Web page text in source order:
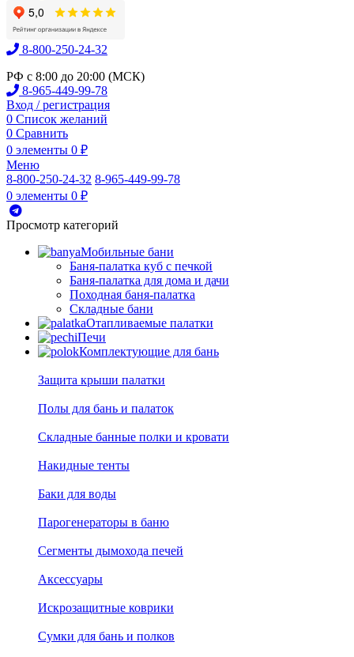
8-800-250-24-32
РФ с 8:00 до 20:00 (МСК)
8-965-449-99-78
Вход / регистрация
0 Список желаний
0 Сравнить
0 элементы 0 ₽
Меню
8-800-250-24-32 8-965-449-99-78
0 элементы 0 ₽
Просмотр категорий
Мобильные бани
Баня-палатка куб с печкой
Баня-палатка для дома и дачи
Походная баня-палатка
Складные бани
Отапливаемые палатки
Печи
Комплектующие для бань
Защита крыши палатки
Полы для бань и палаток
Складные банные полки и кровати
Накидные тенты
Баки для воды
Парогенераторы в баню
Сегменты дымохода печей
Аксессуары
Искрозащитные коврики
Сумки для бань и полков